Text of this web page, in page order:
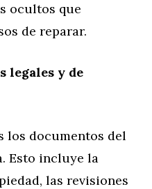
ocultos que
de reparar.
legales y de
los documentos del
Esto incluye la
las revisiones